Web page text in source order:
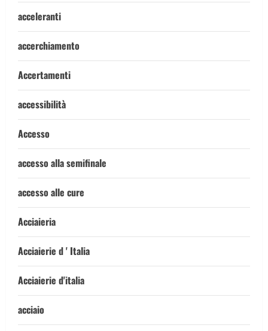
acceleranti
accerchiamento
Accertamenti
accessibilità
Accesso
accesso alla semifinale
accesso alle cure
Acciaieria
Acciaierie d ' Italia
Acciaierie d'italia
acciaio